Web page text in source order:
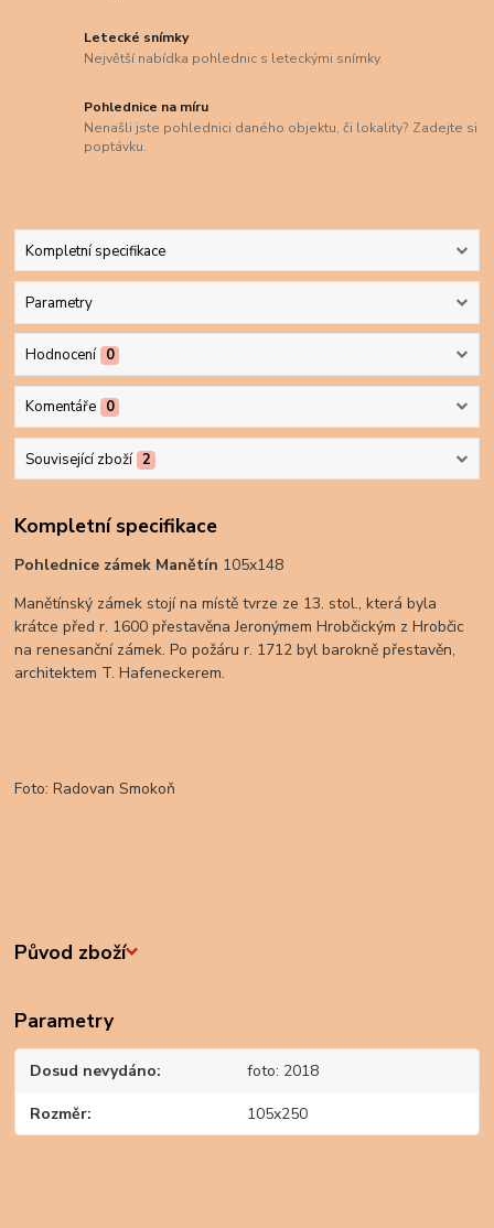
Letecké snímky
Největší nabídka pohlednic s leteckými snímky.
Pohlednice na míru
Nenašli jste pohlednici daného objektu, či lokality? Zadejte si
poptávku.
Kompletní specifikace
Parametry
Hodnocení 0
Komentáře 0
Související zboží 2
Kompletní specifikace
Pohlednice zámek Manětín 105x148
Manětínský zámek stojí na místě tvrze ze 13. stol., která byla
krátce před r. 1600 přestavěna Jeronýmem Hrobčickým z Hrobčic
na renesanční zámek. Po požáru r. 1712 byl barokně přestavěn,
architektem T. Hafeneckerem.
Foto: Radovan Smokoň
Původ zboží
Parametry
Dosud nevydáno foto: 2018
Rozměr 105x250